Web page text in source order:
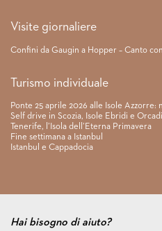
Visite giornaliere
Confini da Gaugin a Hopper – Canto
Turismo individuale
Ponte 25 aprile 2026 alle Isole Azzorre:
Self drive in Scozia, Isole Ebridi e Orcadi
Tenerife, l’Isola dell’Eterna Primavera
Fine settimana a Istanbul
Istanbul e Cappadocia
Hai bisogno di aiuto?